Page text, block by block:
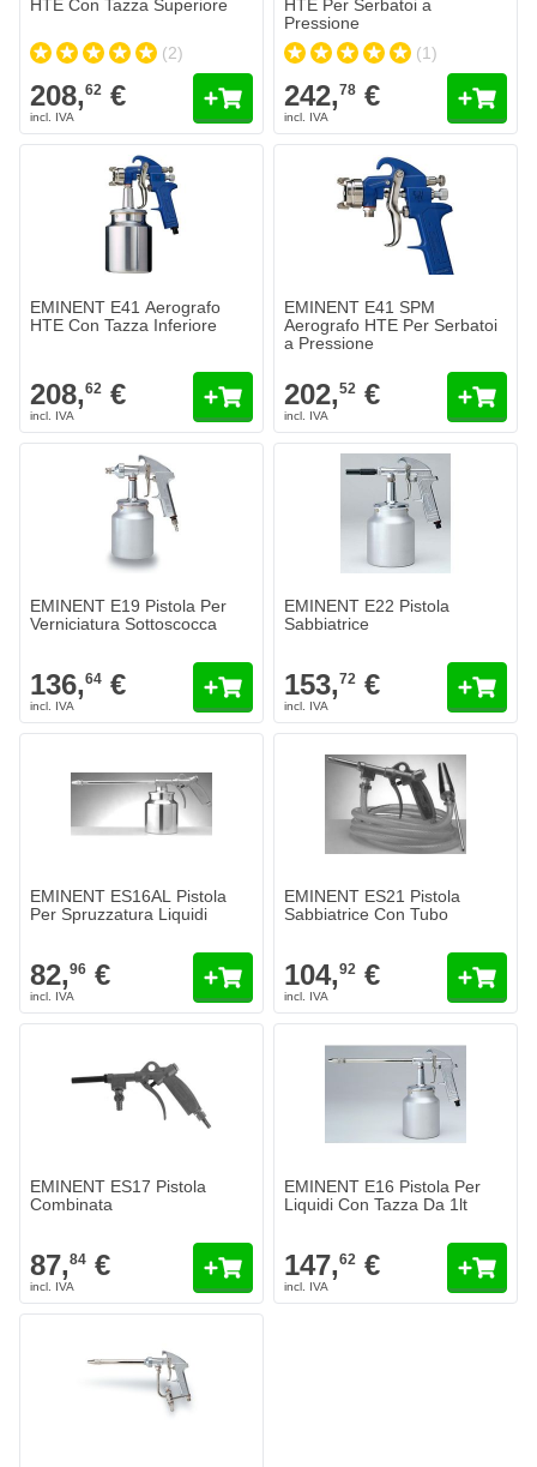
HTE Con Tazza Superiore
(2)
208,62 €
HTE Per Serbatoi a
Pressione
(1)
242,78 €
EMINENT E41 Aerografo HTE Con Tazza Inferiore
Spedito oggi
€
EMINENT E41 Aerografo
HTE Con Tazza Inferiore
208,62 €
EMINENT E41 SPM Aerografo
Spedito oggi
52€
Aggiungi
EMINENT E41 SPM
Aerografo HTE Per Serbatoi
a Pressione
202,52 €
EMINENT E19 Pistola Per
Verniciatura Sottoscocca
136,64 €
EMINENT E22 Pistola
Sabbiatrice
153,72 €
EMINENT ES16AL Pistola
Per Spruzzatura Liquidi
82,96 €
EMINENT ES21 Pistola
Sabbiatrice Con Tubo
104,92 €
EMINENT ES17 Pistola
Combinata
87,84 €
EMINENT E16 Pistola Per
Liquidi Con Tazza Da 1lt
147,62 €